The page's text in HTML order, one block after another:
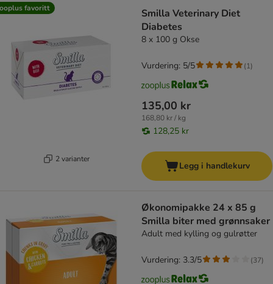
favoritt
2 varianter
Smilla Veterinary Diet
Diabetes
8 x 100 g Okse
135,00 kr
168,80 kr / kg
128,25 kr
Vurdering: 5/5 (1)
Legg i handlekurv
Økonomipakke 24 x 85 g
Smilla biter med grønnsaker
Adult med kylling og gulrøtter
Vurdering: 3.3/5 (37)